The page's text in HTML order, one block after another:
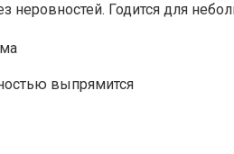
неровностей. Годится для
выпрямится